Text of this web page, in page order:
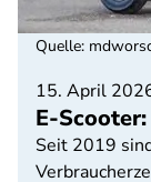
15. April
E-
Seit 2019
Quelle: